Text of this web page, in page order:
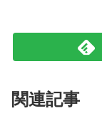
関連記事